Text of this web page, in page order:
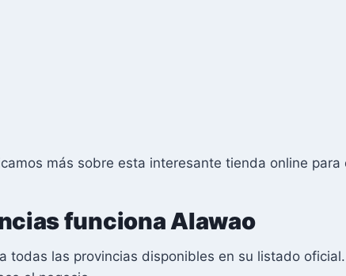
más sobre esta interesante tienda online para
funciona Alawao
todas las provincias disponibles en su listado